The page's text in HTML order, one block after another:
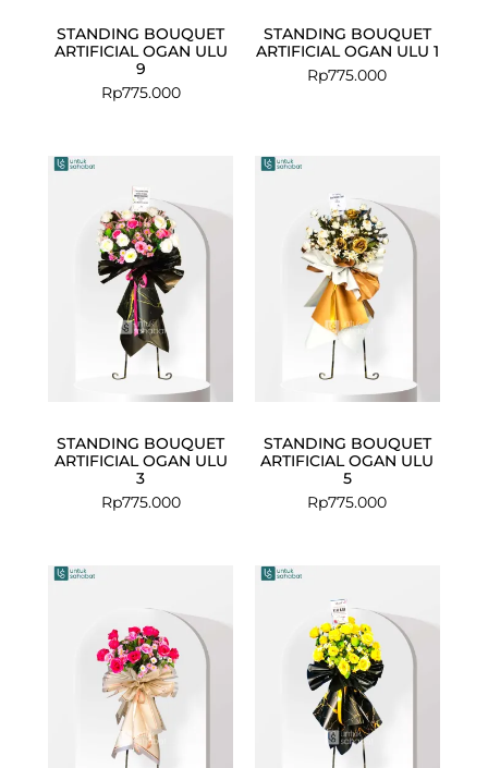
STANDING BOUQUET
ARTIFICIAL OGAN ULU
9
Rp775.000
STANDING BOUQUET
ARTIFICIAL OGAN ULU 1
Rp775.000
STANDING BOUQUET
ARTIFICIAL OGAN ULU
3
Rp775.000
STANDING BOUQUET
ARTIFICIAL OGAN ULU
5
Rp775.000